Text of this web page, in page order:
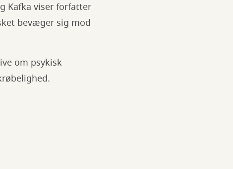
Kafka viser forfatter
bevæger sig mod
om psykisk